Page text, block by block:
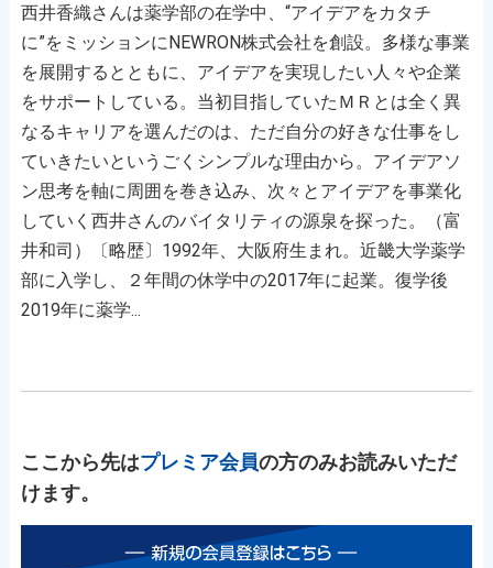
西井香織さんは薬学部の在学中、“アイデアをカタチ
に”をミッションにNEWRON株式会社を創設。多様な事業
を展開するとともに、アイデアを実現したい人々や企業
をサポートしている。当初目指していたＭＲとは全く異
なるキャリアを選んだのは、ただ自分の好きな仕事をし
ていきたいというごくシンプルな理由から。アイデアソ
ン思考を軸に周囲を巻き込み、次々とアイデアを事業化
していく西井さんのバイタリティの源泉を探った。（富
井和司）〔略歴〕1992年、大阪府生まれ。近畿大学薬学
部に入学し、２年間の休学中の2017年に起業。復学後
2019年に薬学...
ここから先はプレミア会員の方のみお読みいただ
けます。